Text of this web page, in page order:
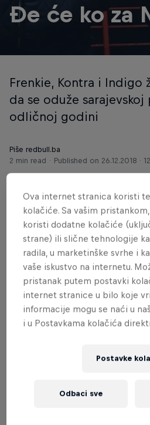
Đe će ko za
Frenkie, Kontra i Indigo
da se oduže
odličnoj godini
Piše redbull.ba
2 min read
Published on 26.12.2018 ·
Nakon fantastičnog vikenda
proslavljen 19.rođendan FM
se polako slegle.
Klub Palma je kao i svakog
bini su se smjenjivali izvođači
Tuzlacima do jutarnjih sati
Red Bull
Ova internet stranica koristi
kolačiće. Sa vašim
koristi dodatne kolačiće
strane) ili slične tehnologije
radila, u marketinške svrhe i
vaše iskustvo na internetu.
pristanak putem postavki
internet stranice u bilo koje
informacije mogu se naći u
i u Postavkama kolačića
Postavke
Odbaci sve